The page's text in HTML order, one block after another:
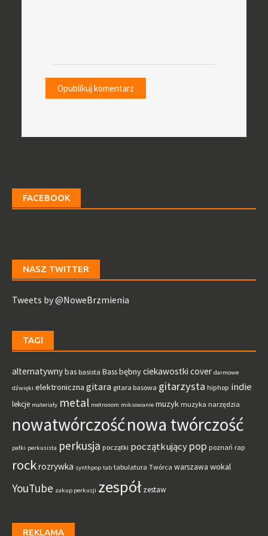
FACEBOOK
NASZ TWITTER
Tweets by @NoweBrzmienia
TAGI
alternatywnybas basista Bassbębnyciekawostki cover darmowe
dźwięki elektroniczna gitara gitara basowa gitarzysta hiphop indie
lekcje materiały metal metronom miksowanie muzyk muzyka narzędzia
nowatwórczośćnowa twórczość
pałki perkusista perkusja początki początkującypop poznań rap
rockrozrywka synthpop tab tabulatura Twórca warszawa wokal
YouTube zakup perkusji zespół zestaw
REKLAMA